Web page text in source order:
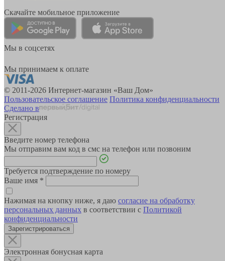
Скачайте мобильное приложение
Мы в соцсетях
Мы принимаем к оплате
© 2011-2026 Интернет-магазин «Ваш Дом»
Пользовательское соглашение Политика конфиденциальности
Сделано в
Регистрация
Введите номер телефона
Мы отправим вам код в смс на телефон или позвоним
Требуется подтверждение по номеру
Ваше имя *
Нажимая на кнопку ниже, я даю согласие на обработку
персональных данных в соответствии с Политикой
конфиденциальности
Зарегистрироваться
Электронная бонусная карта